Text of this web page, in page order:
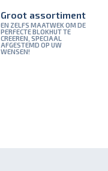
Groot assortiment
EN ZELFS MAATWEK OM DE
PERFECTE BLOKHUT TE
CREEREN, SPECIAAL
AFGESTEMD OP UW
WENSEN!